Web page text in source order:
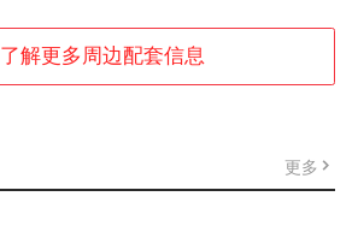
了解更多周边配套信息
更多